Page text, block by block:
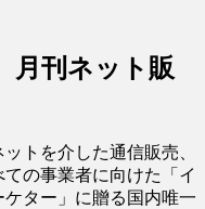
月刊ネット販
トを介した通信販売、
の事業者に向けた「イ
ター」に贈る国内唯一